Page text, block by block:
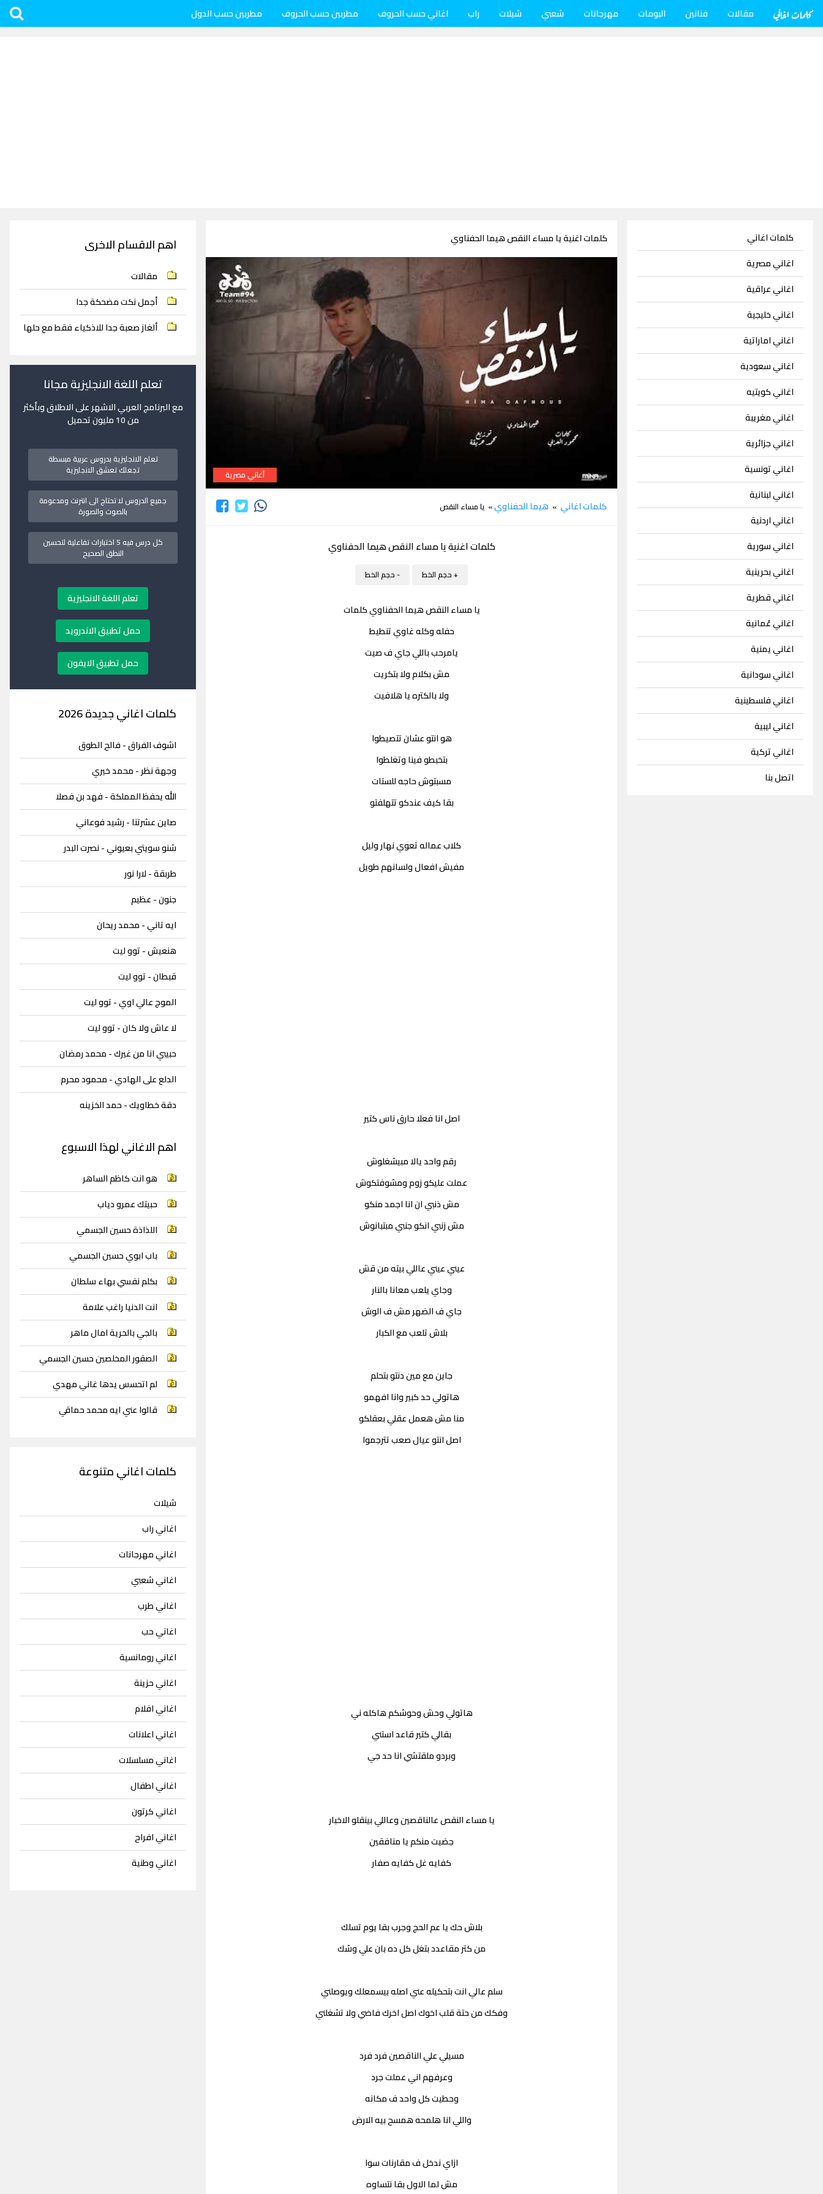
كلمات اغاني مقالات فنانين البومات مهرجانات شعبي شيلات راب اغاني حسب الحروف مطربين حسب الحروف مطربين حسب الدول
كلمات اغاني
اغاني مصرية
اغاني عراقية
اغاني خليجية
اغاني اماراتية
اغاني سعودية
اغاني كويتيه
اغاني مغريبة
اغاني جزائرية
اغاني تونسية
اغاني لبنانية
اغاني اردنية
اغاني سورية
اغاني بحرينية
اغاني قطرية
اغاني عُمانية
اغاني يمنية
اغاني سودانية
اغاني فلسطينية
اغاني ليبية
اغاني تركية
اتصل بنا
كلمات اغنية يا مساء النقص هيما الحفناوي
أغاني مصرية
كلمات اغاني » هيما الحفناوي» يا مساء النقص
كلمات اغنية يا مساء النقص هيما الحفناوي
+ حجم الخط - حجم الخط
يا مساء النقص هيما الحفناوي كلمات
حفله وكله غاوي تنطيط
يامرحب باللي جاي ف صيت
مش بكلام ولا بتكريت
ولا بالكتره يا هلافيت
هو انتو عشان تتصيطوا
بتخبطو فينا وتغلطوا
مسبتوش حاجه للستات
بقا كيف عندكو تتهلفتو
كلاب عماله تعوي نهار وليل
مفيش افعال ولسانهم طويل
اصل انا فعلا حارق ناس كتير
رقم واحد يالا مبيشغلوش
عملت عليكو زوم ومشوفتكوش
مش ذنبي ان انا اجمد منكو
مش زنبي انكو جنبي مبتبانوش
عيني عيني عاللي بيته من قش
وجاي يلعب معانا بالنار
جاي ف الضهر مش ف الوش
بلاش تلعب مع الكبار
جاين مع مين دنتو بتحلم
هاتولي حد كبير وانا افهمو
منا مش هعمل عقلي بعقلكو
اصل انتو عيال صعب تترجموا
هاتولي وحش وحوشكم هاكله ني
بقالي كتير قاعد استني
وبردو ملقتشي انا حد جي
يا مساء النقص عالناقصين وعاللي بينقلو الاخبار
جضيت منكم يا منافقين
كفايه غل كفايه صفار
بلاش حك يا عم الحج وجرب بقا يوم تسلك
من كتر مقاعدد بتغل كل ده بان علي وشك
سلم عالي انت بتحكيله عني اصله بيسمعلك ويوصلني
وفكك من حتة قلب اخوك اصل اخرك فاضي ولا تشغلني
مسيلي علي الناقصين فرد فرد
وعرفهم اني عملت جرد
وحطيت كل واحد ف مكانه
واللي انا هلمحه همسح بيه الارض
ازاي ندخل ف مقارنات سوا
مش لما الاول بقا نتساوه
اهم الاقسام الاخرى
مقالات
أجمل نكت مضحكة جدا
ألغاز صعبة جدا للاذكياء فقط مع حلها
تعلم اللغة الانجليزية مجانا
مع البرنامج العربي الاشهر على الاطلاق وبأكثر
من 10 مليون تحميل
تعلم الانجليزية بدروس عربية مبسطة
تجعلك تعشق الانجليزية
جميع الدروس لا تحتاج الى انترنت ومدعومة
بالصوت والصورة
كل درس فيه 5 اختبارات تفاعلية لتحسين
النطق الصحيح
تعلم اللغة الانجليزية
حمل تطبيق الاندرويد
حمل تطبيق الايفون
كلمات اغاني جديدة 2026
اشوف الفراق - فالح الطوق
وجهة نظر - محمد خيري
الله يحفظ المملكة - فهد بن فصلا
صاين عشرتنا - رشيد فوعاني
شنو سويتي بعيوني - نصرت البدر
طربقة - لارا نور
جنون - عظيم
ايه تاني - محمد ريحان
هنعيش - توو ليت
قبطان - توو ليت
الموج عالي اوي - توو ليت
لا عاش ولا كان - توو ليت
حبيبي انا من غيرك - محمد رمضان
الدلع على الهادي - محمود محرم
دقة خطاويك - حمد الخزينه
اهم الاغاني لهذا الاسبوع
هو انت كاظم الساهر
حبيتك عمرو دياب
اللذاذة حسين الجسمي
باب ابوي حسين الجسمي
بكلم نفسي بهاء سلطان
انت الدنيا راغب علامة
بالجي بالحرية امال ماهر
الصقور المخلصين حسين الجسمي
لم اتحسس يدها غاني مهدي
قالوا عني ايه محمد حماقي
كلمات اغاني متنوعة
شيلات
اغاني راب
اغاني مهرجانات
اغاني شعبي
اغاني طرب
اغاني حب
اغاني رومانسية
اغاني حزينة
اغاني افلام
اغاني اعلانات
اغاني مسلسلات
اغاني اطفال
اغاني كرتون
اغاني افراح
اغاني وطنية